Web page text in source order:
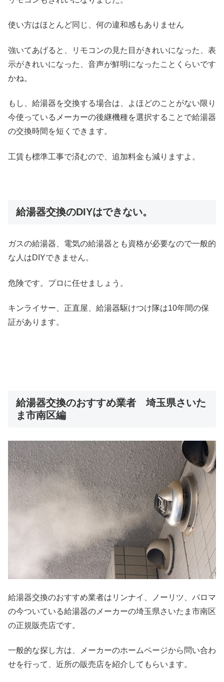
使い方はほとんど同じ、何の違和感もありません
強いてあげると、リモコンの見た目がきれいになった、表
示がきれいになった、音声が鮮明になったことくらいです
かね。
もし、給湯器を交換する場合は、よほどのことがない限り
今使っているメーカーの後継機種を選択することで給湯器
の交換時間を短くできます。
工賃も標準工事で済むので、追加料金も減りますよ。
給湯器交換のDIYはできない。
ガスの給湯器、電気の給湯器とも資格が必要なので一般的
な人はDIYできません。
危険です。プロに任せましょう。
キンライサー、正直屋、給湯器駆けつけ隊は10年間の保
証があります。
給湯器交換のおすすめ業者 埼玉県さいた
ま市南区編
給湯器交換のおすすめ業者はリンナイ、ノーリツ、パロマ
の今ついている給湯器のメーカーの埼玉県さいたま市南区
の正規販売店です。
一般的な探し方は、メーカーのホームページから問い合わ
せを行って、近所の販売店を紹介してもらいます。